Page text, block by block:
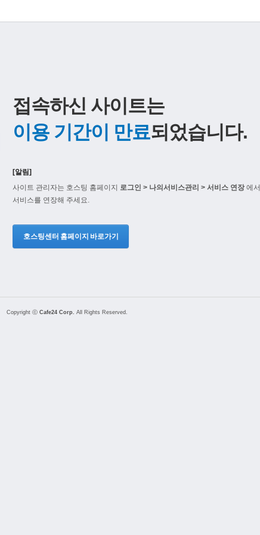
접속하신 사이트는
이용 기간이 만료되었습니다.
[알림]
사이트 관리자는 호스팅 홈페이지 로그인 > 나의서비스관리 > 서비스 연장에서
서비스를 연장해 주세요.
호스팅센터 홈페이지 바로가기
Copyright ⓒ Cafe24 Corp. All Rights Reserved.